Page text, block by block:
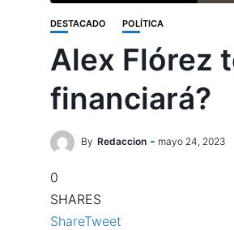
DESTACADO POLÍTICA
Alex Flórez
financiará?
By Redaccion mayo 24, 2023
0
SHARES
ShareTweet